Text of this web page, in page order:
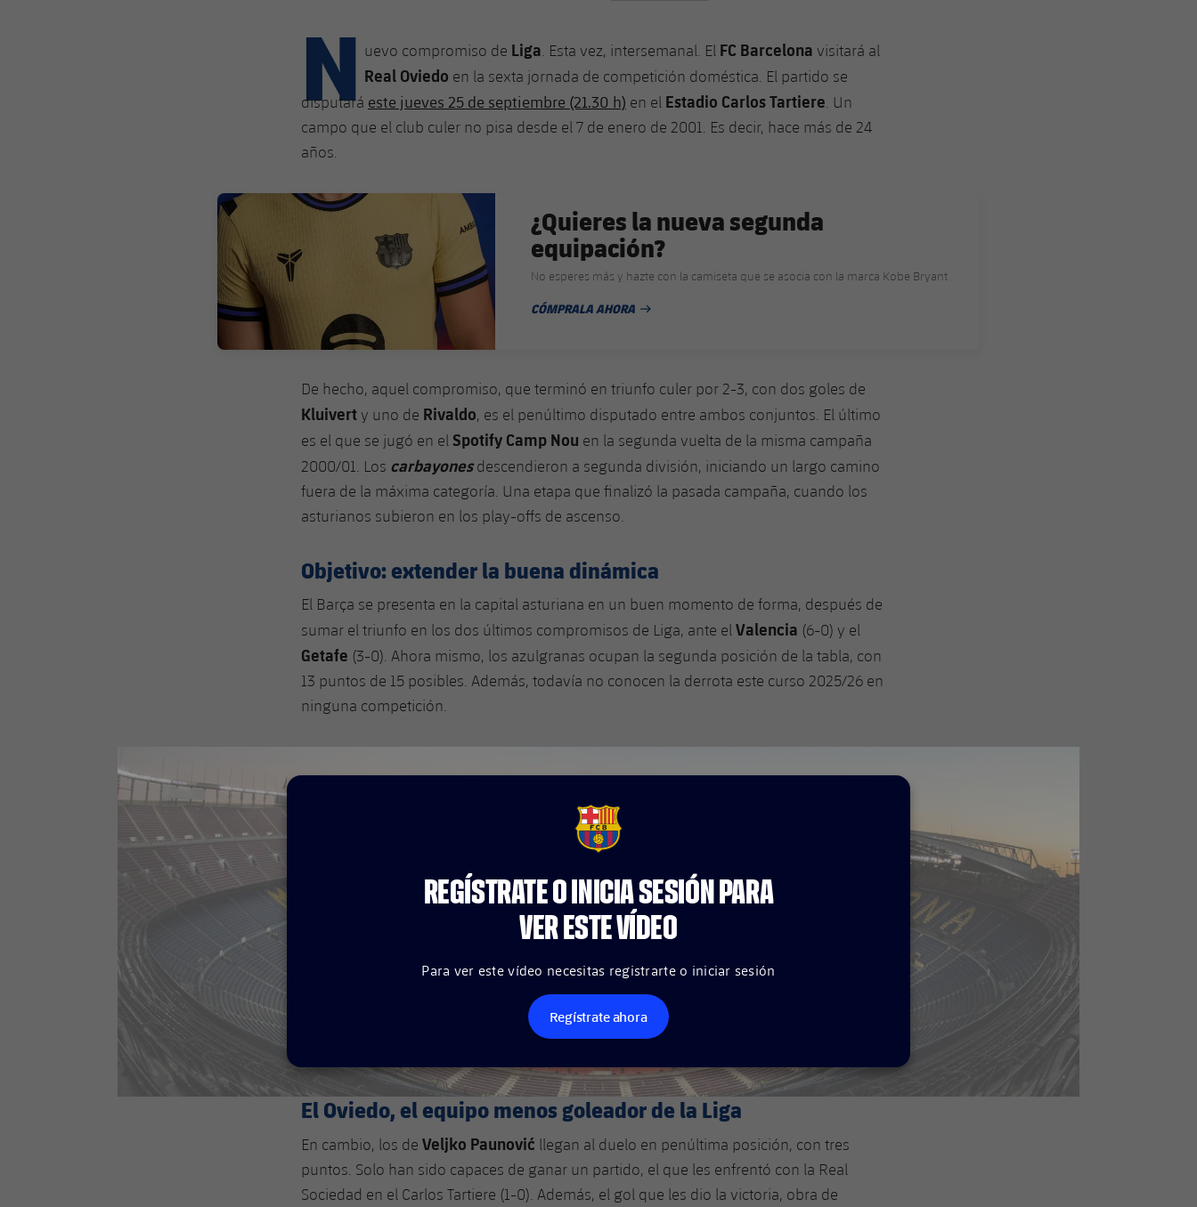
N uevo compromiso de Liga. Esta vez, intersemanal. El FC Barcelona visitará al
Real Oviedo en la sexta jornada de competición doméstica. El partido se
disputará este jueves 25 de septiembre (21.30 h) en el Estadio Carlos Tartiere. Un
campo que el club culer no pisa desde el 7 de enero de 2001. Es decir, hace más de 24
años.
FC Barcelona club badge
¿Quieres la nueva segunda
equipación?
No esperes más y hazte con la camiseta que se asocia con la marca Kobe Bryant
CÓMPRALA AHORA
FECHA DE PUBLICACIÓN
De hecho, aquel compromiso, que terminó en triunfo culer por 2-3, con dos goles de
Kluiverty uno de Rivaldo, es el penúltimo disputado entre ambos conjuntos. El último
es el que se jugó en el Spotify Camp Nou en la segunda vuelta de la misma campaña
2000/01. Los carbayonesdescendieron a segunda división, iniciando un largo camino
fuera de la máxima categoría. Una etapa que finalizó la pasada campaña, cuando los
asturianos subieron en los play-offs de ascenso.
Objetivo: extender la buena dinámica
El Barça se presenta en la capital asturiana en un buen momento de forma, después de
sumar el triunfo en los dos últimos compromisos de Liga, ante el Valencia (6-0) y el
Getafe (3-0). Ahora mismo, los azulgranas ocupan la segunda posición de la tabla, con
13 puntos de 15 posibles. Además, todavía no conocen la derrota este curso 2025/26 en
ninguna competición.
FCB Barcelona badge
REGÍSTRATE O INICIA SESIÓN PARA
VER ESTE VÍDEO
Para ver este vídeo necesitas registrarte o iniciar sesión
Regístrate ahora
El Oviedo, el equipo menos goleador de la Liga
En cambio, los de Veljko Paunović llegan al duelo en penúltima posición, con tres
puntos. Solo han sido capaces de ganar un partido, el que les enfrentó con la Real
Sociedad en el Carlos Tartiere (1-0). Además, el gol que les dio la victoria, obra de